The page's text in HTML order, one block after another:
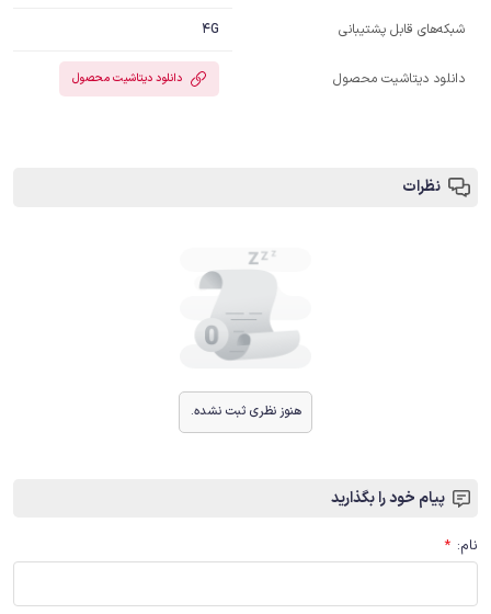
شبکه‌های قابل پشتیبانی 4G
دانلود دیتاشیت محصول دانلود دیتاشیت محصول
نظرات
هنوز نظری ثبت نشده.
پیام خود را بگذارید
نام:
*